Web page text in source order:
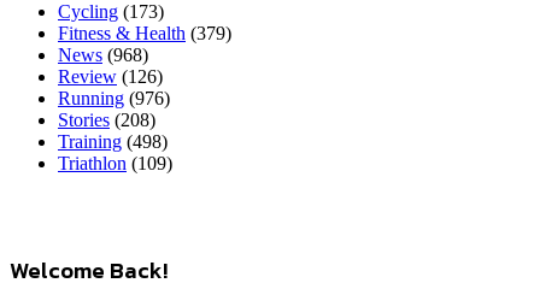
Cycling (173)
Fitness & Health (379)
News (968)
Review (126)
Running (976)
Stories (208)
Training (498)
Triathlon (109)
Welcome Back!